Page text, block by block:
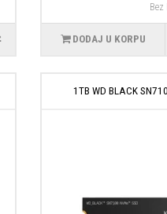
Bez
DODAJ U KORPU
1TB WD BLACK